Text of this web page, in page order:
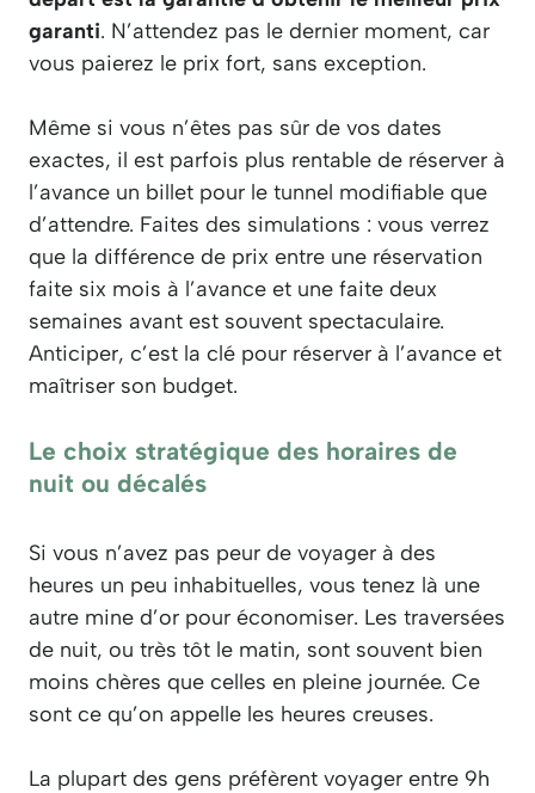
garanti. N’attendez pas le dernier moment, car
vous paierez le prix fort, sans exception.
Même si vous n’êtes pas sûr de vos dates
exactes, il est parfois plus rentable de réserver à
l’avance un billet pour le tunnel modifiable que
d’attendre. Faites des simulations : vous verrez
que la différence de prix entre une réservation
faite six mois à l’avance et une faite deux
semaines avant est souvent spectaculaire.
Anticiper, c’est la clé pour réserver à l’avance et
maîtriser son budget.
Le choix stratégique des horaires de
nuit ou décalés
Si vous n’avez pas peur de voyager à des
heures un peu inhabituelles, vous tenez là une
autre mine d’or pour économiser. Les traversées
de nuit, ou très tôt le matin, sont souvent bien
moins chères que celles en pleine journée. Ce
sont ce qu’on appelle les heures creuses.
La plupart des gens préfèrent voyager entre 9h